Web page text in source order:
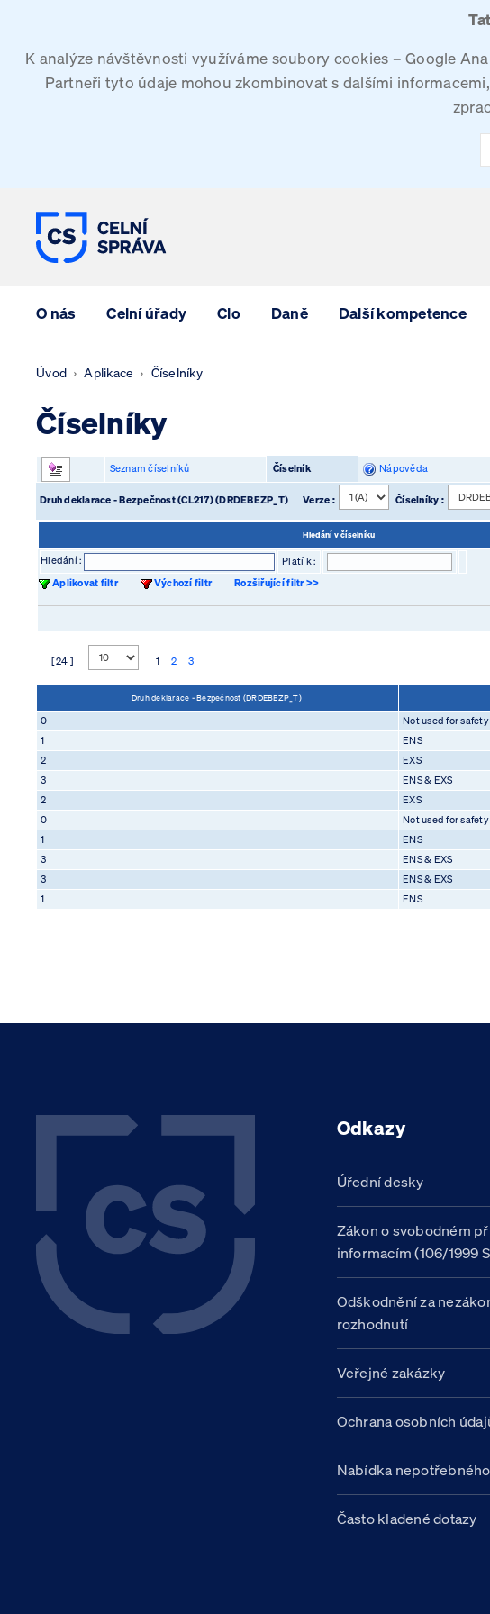
K analýze návštěvnosti využíváme soubory cookies – Google
Partneři tyto údaje mohou zkombinovat s dalšími
O nás Celní úřady Clo Daně Další kompetence
Úvod Aplikace Číselníky
Číselníky
Seznam číselníků Číselník Nápověda
Druh deklarace - Bezpečnost (CL217) (DRDEBEZP_T) Verze : Číselníky :
Hledání v číselníku
Hledání :
Platí k :
Aplikovat filtr
Výchozí filtr Rozšiřující filtr >>
[ 24 ] 1 2 3
Druh deklarace - Bezpečnost (DRDEBEZP_T)
0 Not used for
1
ENS
2
EXS
3
ENS & EXS
2
EXS
0
Not used for
1
ENS
3
ENS & EXS
3
ENS & EXS
1
ENS
Odkazy
Úřední desky
Zákon o svobodném
informacím (106/1999
Odškodnění za
rozhodnutí
Veřejné zakázky
Ochrana osobních
Nabídka
Často kladené dotazy